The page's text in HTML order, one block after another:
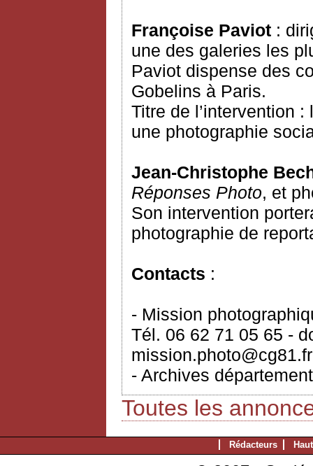
Françoise Paviot :
une des galeries les
Paviot dispense des
Gobelins à Paris.
Titre de l’intervention
une photographie
Jean-Christophe
Réponses Photo, et
Son intervention
photographie de
Contacts :
- Mission
Tél. 06 62 71 05 65 -
mission.photo@cg81.fr
- Archives
Toutes les
Rédacteurs